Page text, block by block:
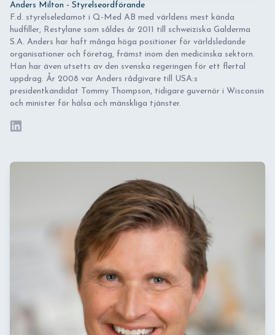
Anders Milton - Styrelseordförande
F.d. styrelseledamot i Q-Med AB med världens mest kända
hudfiller, Restylane som såldes år 2011 till schweiziska Galderma
S.A. Anders har haft många höga positioner för världsledande
organisationer och företag, främst inom den medicinska sektorn.
Han har även utsetts av den svenska regeringen för ett flertal
uppdrag. År 2008 var Anders rådgivare till USA:s
presidentkandidat Tommy Thompson, tidigare guvernör i Wisconsin
och minister för hälsa och mänskliga tjänster.
LinkedIn